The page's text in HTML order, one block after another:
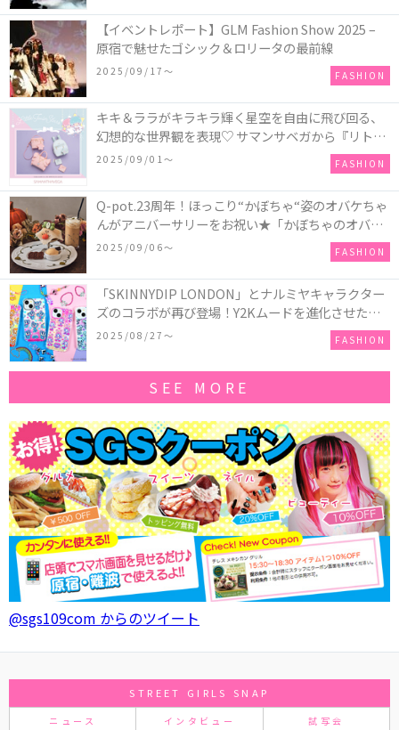
【イベントレポート】GLM Fashion Show 2025 –
原宿で魅せたゴシック＆ロリータの最前線
2025/09/17〜 FASHION
キキ＆ララがキラキラ輝く星空を自由に飛び回る、
幻想的な世界観を表現♡ サマンサベガから『リトル
ツインスターズ』50周年アニバーサリーイヤー』を
2025/09/01〜 FASHION
Q-pot.23周年！ほっこり“かぼちゃ“姿のオバケちゃ
んがアニバーサリーをお祝い★「かぼちゃのオバケ
ーキアクセサリー」が新発売！Q-pot CAFE.では
「かぼちゃのオバケーキプレート」も登場
2025/09/06〜 FASHION
「SKINNYDIP LONDON」とナルミヤキャラクター
ズのコラボが再び登場！Y2Kムードを進化させた新
作コレクションを発売♪
2025/08/27〜 FASHION
SEE MORE
@sgs109com からのツイート
STREET GIRLS SNAP
ニュース インタビュー 試写会